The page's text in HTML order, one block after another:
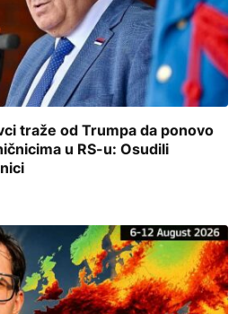
traže od Trumpa da ponovo
u RS-u: Osudili